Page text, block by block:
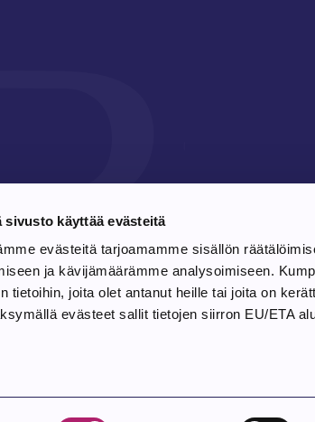
sivusto käyttää evästeitä
evästeitä tarjoamamme sisällön
ja kävijämäärämme analysoimiseen.
tietoihin, joita olet antanut heille tai joita on
evästeet sallit tietojen siirron EU/ETA